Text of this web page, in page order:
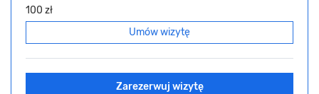
100 zł
Umów wizytę
Zarezerwuj wizytę